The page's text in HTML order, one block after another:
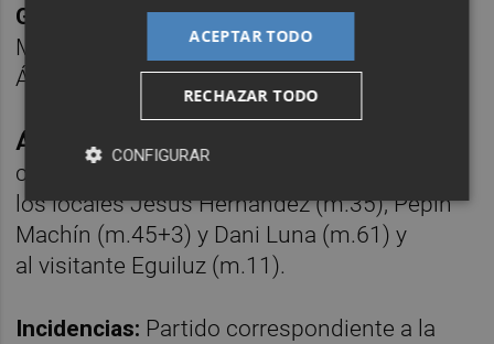
Goles:
0-1, M.38: Urko Izeta. 1-1, M.44: Álex
Millán. 1-2, M.45+3: Joel Roca. 1-3, M.70:
Álex Calvo.
Árbitro:José Luis Guzmán Mansilla, del
comité andaluz. Mostró la tarjeta amarilla a
los locales Jesús Hernández (m.35), Pepín
Machín (m.45+3) y Dani Luna (m.61) y
al visitante Eguiluz (m.11).
Incidencias: Partido correspondiente a la
ACEPTAR TODO
RECHAZAR TODO
CONFIGURAR